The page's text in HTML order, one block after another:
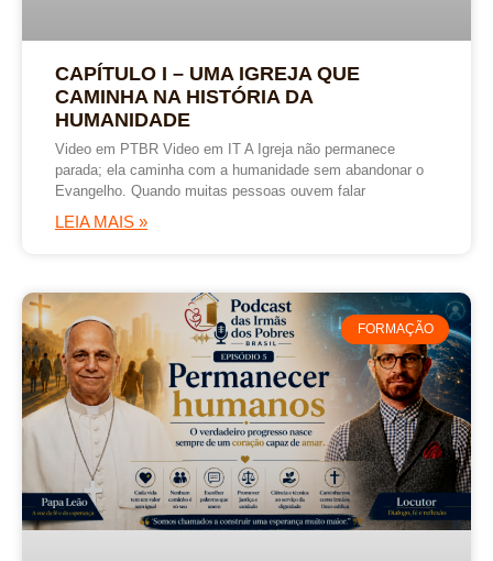
CAPÍTULO I – UMA IGREJA QUE
CAMINHA NA HISTÓRIA DA
HUMANIDADE
Video em PTBR Video em IT A Igreja não permanece
parada; ela caminha com a humanidade sem abandonar o
Evangelho. Quando muitas pessoas ouvem falar
LEIA MAIS »
FORMAÇÃO